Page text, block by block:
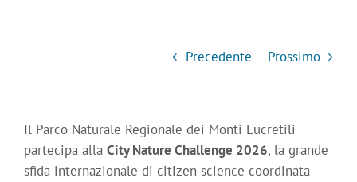
Precedente Prossimo
Il Parco Naturale Regionale dei Monti Lucretili
partecipa alla City Nature Challenge 2026, la grande
sfida internazionale di citizen science coordinata